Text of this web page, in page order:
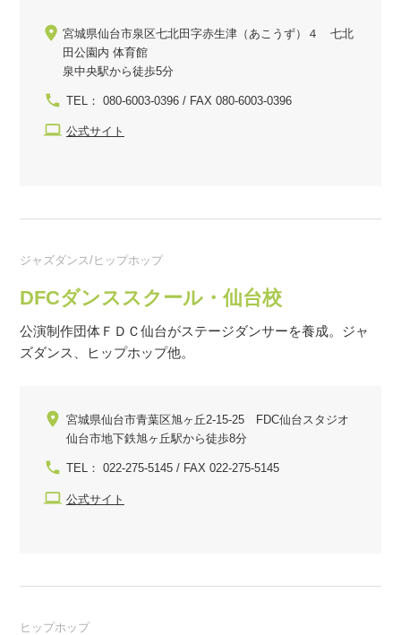
宮城県仙台市泉区七北田字赤生津（あこうず）４ 七北
田公園内 体育館
泉中央駅から徒歩5分
TEL： 080-6003-0396 / FAX 080-6003-0396
公式サイト
ジャズダンス/ヒップホップ
DFCダンススクール・仙台校
公演制作団体ＦＤＣ仙台がステージダンサーを養成。ジャ
ズダンス、ヒップホップ他。
宮城県仙台市青葉区旭ヶ丘2-15-25 FDC仙台スタジオ
仙台市地下鉄旭ヶ丘駅から徒歩8分
TEL： 022-275-5145 / FAX 022-275-5145
公式サイト
ヒップホップ